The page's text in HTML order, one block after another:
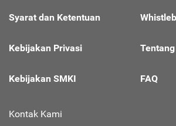
Syarat dan Ketentuan
Kebijakan Privasi
Kebijakan SMKI FAQ
Kontak Kami